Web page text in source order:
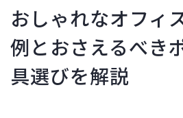
おしゃれなオフィ
例とおさえるべき
具選びを解説